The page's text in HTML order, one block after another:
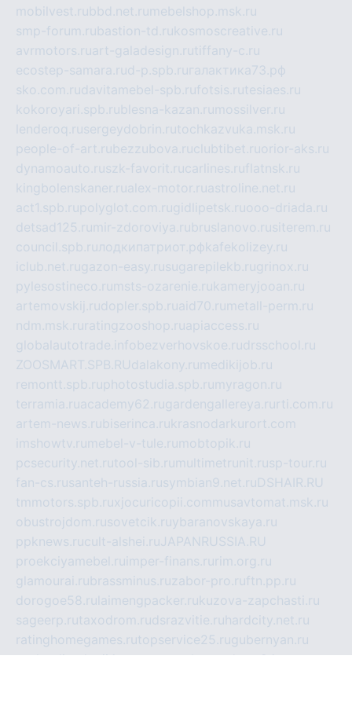
mobilvest.rubbd.net.ru mebelshop.msk.ru
smp-forum.rubastion-td.rukosmoscreative.ru
avrmotors.ruart-galadesign.rutiffany-c.ru
ecostep-samara.rud-p.spb.ru галактика73.рф
sko.com.rudavitamebel-spb.rufotsis.rutesiaes.ru
kokoroyari.spb.rublesna-kazan.ru mossilver.ru
lenderoq.rusergeydobrin.rutochkazvuka.msk.ru
people-of-art.rubezzubova.ruclubtibet.ruorior-aks.ru
dynamoauto.ruszk-favorit.rucarlines.ruflatnsk.ru
kingbolenskaner.rualex-motor.ruastroline.net.ru
act1.spb.rupolyglot.com.rugidlipetsk.ruooo-driada.ru
detsad125.ru mir-zdoroviya.rubruslanovo.rusiterem.ru
council.spb.ruлодкипатриот.рфkafekolizey.ru
iclub.net.rugazon-easy.rusugarepilekb.rugrinox.ru
pylesostineco.ru msts-ozarenie.rukameryjooan.ru
artemovskij.rudopler.spb.ruaid70.ru metall-perm.ru
ndm.msk.ru ratingzooshop.ruapiaccess.ru
globalautotrade.info bezverhovskoe.rudrsschool.ru
ZOOSMART.SPB.RUdalakony.ru medikijob.ru
remontt.spb.ruphotostudia.spb.ru myragon.ru
terramia.ruacademy62.rugardengallereya.ru rti.com.ru
artem-news.rubiserinca.rukrasnodarkurort.com
imshowtv.ru mebel-v-tule.ru mobtopik.ru
pcsecurity.net.rutool-sib.ru multimetrunit.rusp-tour.ru
fan-cs.rusanteh-russia.rusymbian9.net.ruDSHAIR.RU
tmmotors.spb.ruxjocuricopii.com musavtomat.msk.ru
obustrojdom.rusovetcik.ruybaranovskaya.ru
ppknews.rucult-alshei.ruJAPANRUSSIA.RU
proekciyamebel.ru imper-finans.ru rim.org.ru
glamourai.rubrassminus.ruzabor-pro.ruftn.pp.ru
dorogoe58.ru laimengpacker.rukuzova-zapchasti.ru
sageerp.rutaxodrom.rudsrazvitie.ru hardcity.net.ru
ratinghomegames.rutopservice25.rugubernyan.ru
gtglasslined.ruii4.rutssport.spb.ruandorra24.com